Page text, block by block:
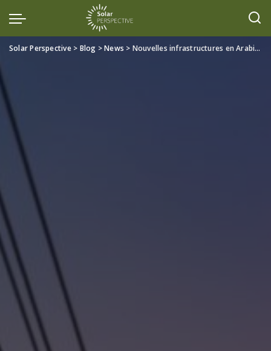
Solar Perspective> Blog >News > Nouvelles infrastructures en Arabie Saoudite pour connecter les énergies renouvelables au réseau national